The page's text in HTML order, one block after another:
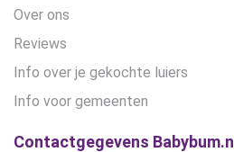
Over ons
Reviews
Info over je gekochte luiers
Info voor gemeenten
Contactgegevens Babybum.nl